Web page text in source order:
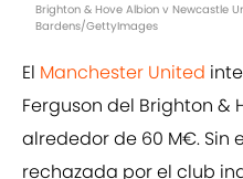
Brighton & Hove Albion v Newcastle
Bardens/GettyImages
El Manchester United
Ferguson del Brighton &
alrededor de 60 M€. Sin
rechazada por el club